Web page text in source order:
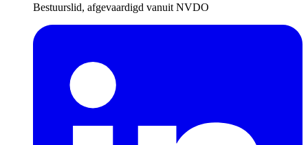
Bestuurslid, afgevaardigd vanuit NVDO